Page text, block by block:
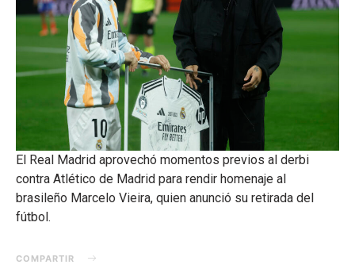
El Real Madrid aprovechó momentos previos al derbi
contra Atlético de Madrid para rendir homenaje al
brasileño Marcelo Vieira, quien anunció su retirada del
fútbol.
COMPARTIR